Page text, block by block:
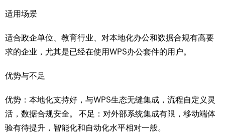
适用场景
适合政企单位、教育行业、对本地化办公和数据合规有高要
求的企业，尤其是已经在使用WPS办公套件的用户。
优势与不足
优势：本地化支持好，与WPS生态无缝集成，流程自定义灵
活，数据合规安全。 不足：对外部系统集成有限，移动端体
验有待提升，智能化和自动化水平相对一般。